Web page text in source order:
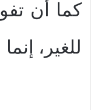
كما أن
للغير،